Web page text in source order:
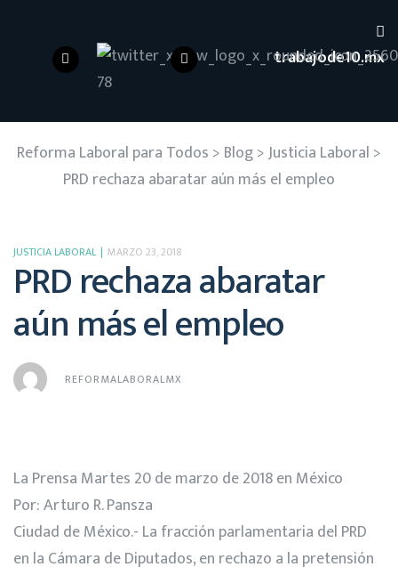
trabajode10.mx
Reforma Laboral para Todos > Blog>Justicia Laboral >
PRD rechaza abaratar aún más el empleo
JUSTICIA LABORAL MARZO 23, 2018
PRD rechaza abaratar
aún más el empleo
REFORMALABORALMX
La Prensa Martes 20 de marzo de 2018 en México
Por: Arturo R. Pansza
Ciudad de México.- La fracción parlamentaria del PRD
en la Cámara de Diputados, en rechazo a la pretensión